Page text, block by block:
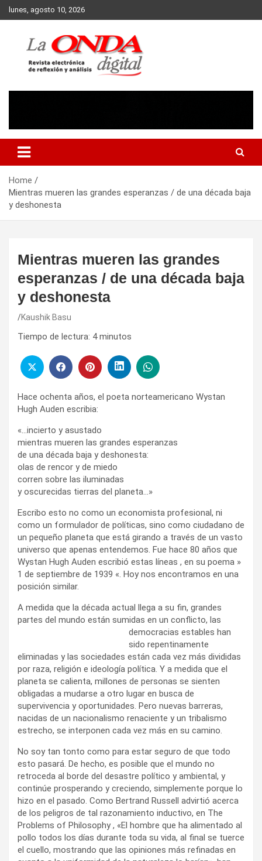
Skip
to
lunes, agosto 10, 2026
Home
Mientras mueren las grandes esperanzas / de una década baja
y deshonesta
Mientras mueren las grandes
esperanzas / de una década baja
y deshonesta
Kaushik Basu
Tiempo de lectura: 4 minutos
Hace ochenta años, el poeta norteamericano Wystan
Hugh Auden escribia:
«…incierto y asustado
mientras mueren las grandes esperanzas
de una década baja y deshonesta:
olas de rencor y de miedo
corren sobre las iluminadas
y oscurecidas tierras del planeta…»
Escribo esto no como un economista profesional, ni
como un formulador de políticas, sino como ciudadano de
un pequeño planeta que está girando a través de un vasto
universo que apenas entendemos. Fue hace 80 años que
Wystan Hugh Auden escribió estas líneas , en su poema »
1 de septiembre de 1939 «. Hoy nos encontramos en una
posición similar.
A medida que la década actual llega a su fin, grandes
partes del mundo están sumidas en un conflicto, las
democracias estables han
sido repentinamente
eliminadas y las sociedades están cada vez más divididas
por raza, religión e ideología política. Y a medida que el
planeta se calienta, millones de personas se sienten
obligadas a mudarse a otro lugar en busca de
supervivencia y oportunidades. Pero nuevas barreras,
nacidas de un nacionalismo renaciente y un tribalismo
estrecho, se interponen cada vez más en su camino.
No soy tan tonto como para estar seguro de que todo
esto pasará. De hecho, es posible que el mundo no
retroceda al borde del desastre político y ambiental, y
continúe prosperando y creciendo, simplemente porque lo
hizo en el pasado. Como Bertrand Russell advirtió acerca
de los peligros de tal razonamiento inductivo, en The
Problems of Philosophy , «El hombre que ha alimentado al
pollo todos los días durante toda su vida, al final se tuerce
el cuello, mostrando que las opiniones más refinadas en